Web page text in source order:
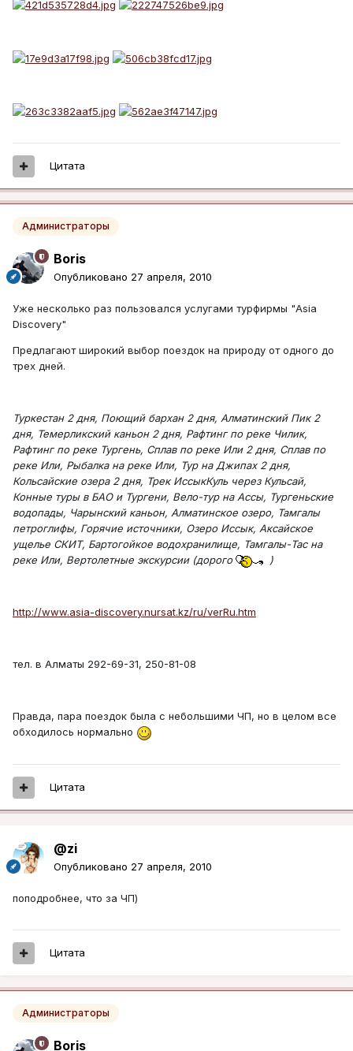
Цитата
Администраторы
Boris
Опубликовано 27 апреля, 2010
Уже несколько раз пользовался услугами турфирмы "Asia
Discovery"
Предлагают широкий выбор поездок на природу от одного до
трех дней.
Туркестан 2 дня, Поющий бархан 2 дня, Алматинский Пик 2
дня, Темерликский каньон 2 дня, Рафтинг по реке Чилик,
Рафтинг по реке Тургень, Сплав по реке Или 2 дня, Сплав по
реке Или, Рыбалка на реке Или, Тур на Джипах 2 дня,
Кольсайские озера 2 дня, Трек ИссыкКуль через Кульсай,
Конные туры в БАО и Тургени, Вело-тур на Ассы, Тургеньские
водопады, Чарынский каньон, Алматинское озеро, Тамгалы
петроглифы, Горячие источники, Озеро Иссык, Аксайское
ущелье СКИТ, Бартогойкое водохранилище, Тамгалы-Тас на
реке Или, Вертолетные экскурсии (дорого
)
http://www.asia-discovery.nursat.kz/ru/verRu.htm
тел. в Алматы 292-69-31, 250-81-08
Правда, пара поездок была с небольшими ЧП, но в целом все
обходилось нормально
Цитата
@zi
Опубликовано 27 апреля, 2010
поподробнее, что за ЧП)
Цитата
Администраторы
Boris